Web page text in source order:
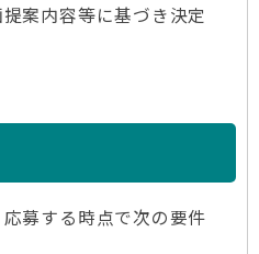
案内容等に基づき決定
募する時点で次の要件